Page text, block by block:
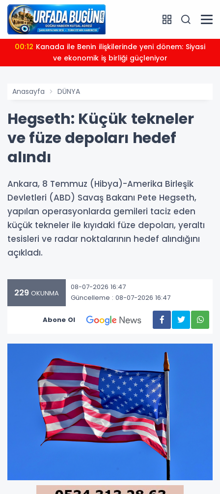
00:12
ve ekonomik iş birliği güçleniyor
Anasayfa DÜNYA
Hegseth: Küçük tekneler
ve füze depoları hedef
alındı
Ankara, 8 Temmuz (Hibya)-Amerika Birleşik
Devletleri (ABD) Savaş Bakanı Pete Hegseth,
yapılan operasyonlarda gemileri taciz eden
küçük tekneler ile kıyıdaki füze depoları, yeraltı
tesisleri ve radar noktalarının hedef alındığını
açıkladı.
229 OKUNMA
08-07-2026 16:47
Güncelleme : 08-07-2026 16:47
Abone Ol